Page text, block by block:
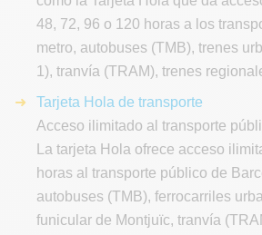
48, 72, 96 o 120 horas a los
metro, autobuses (TMB), trenes
1), tranvía (TRAM), trenes
Tarjeta Hola de transporte
Acceso ilimitado al transporte
La tarjeta Hola ofrece acceso
horas al transporte público de
autobuses (TMB), ferrocarriles
funicular de Montjuïc, tranvía